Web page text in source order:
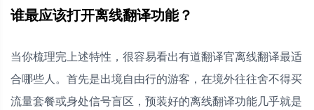
谁最应该打开离线翻译功能？
当你梳理完上述特性，很容易看出有道翻译官离线翻译最适
合哪些人。首先是出境自由行的游客，在境外往往舍不得买
流量套餐或身处信号盲区，预装好的离线翻译功能几乎就是